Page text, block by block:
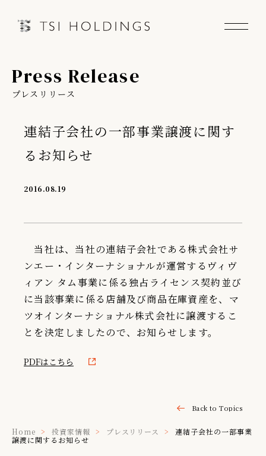
Information
Brand News
会社情報
IR情報
TSIトピックス
Foreign Investor
Press Release
プレスリリース
連結子会社の一部事業譲渡に関す
るお知らせ
2016.08.19
当社は、当社の連結子会社である株式会社サ
ンエー・インターナショナルが運営するヴィヴ
ィアン タム事業に係る独占ライセンス契約並び
に当該事業に係る店舗及び商品在庫資産を、マ
ツオインターナショナル株式会社に譲渡するこ
とを決定しましたので、お知らせします。
PDFはこちら
Back to Topics
Home 投資家情報 プレスリリース
連結子会社の一部事業
譲渡に関するお知らせ